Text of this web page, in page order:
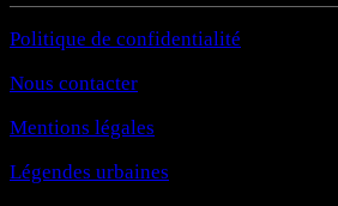
Politique de confidentialité
Nous contacter
Mentions légales
Légendes urbaines